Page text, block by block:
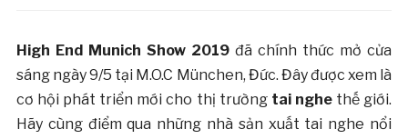
High End Munich Show 2019 đã chính thức mở cửa
sáng ngày 9/5 tại M.O.C München, Đức. Đây được xem là
cơ hội phát triển mới cho thị trường tai nghethế giới.
Hãy cùng điểm qua những nhà sản xuất tai nghe nổi